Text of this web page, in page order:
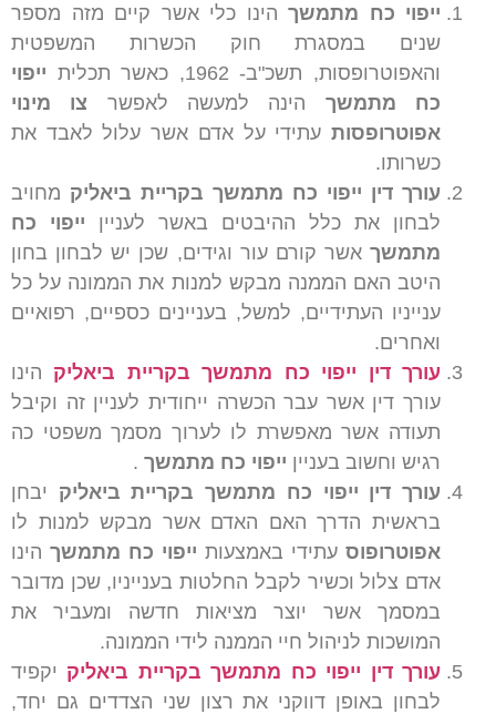
ייפוי כח מתמשך הינו כלי אשר קיים מזה מספר
שנים במסגרת חוק הכשרות המשפטית
והאפוטרופסות, תשכ"ב- 1962, כאשר תכלית
ייפוי
כח מתמשך הינה למעשה לאפשר צו מינוי
אפוטרופסות עתידי על אדם אשר עלול לאבד את
כשרותו.
עורך דין ייפוי כח מתמשך בקריית ביאליק מחויב
לבחון את כלל ההיבטים באשר לעניין ייפוי כח
מתמשך אשר קורם עור וגידים, שכן יש לבחון בחון
היטב האם הממנה מבקש למנות את הממונה על כל
ענייניו העתידיים, למשל, בעניינים כספיים, רפואיים
ואחרים.
עורך דין ייפוי כח מתמשך בקריית ביאליק הינו
עורך דין אשר עבר הכשרה ייחודית לעניין זה וקיבל
תעודה אשר מאפשרת לו לערוך מסמך משפטי כה
רגיש וחשוב בעניין ייפוי כח מתמשך .
עורך דין ייפוי כח מתמשך בקריית ביאליק יבחן
בראשית הדרך האם האדם אשר מבקש למנות לו
אפוטרופוס עתידי באמצעות ייפוי כח מתמשך הינו
אדם צלול וכשיר לקבל החלטות בענייניו, שכן מדובר
במסמך אשר יוצר מציאות חדשה ומעביר את
המושכות לניהול חיי הממנה לידי הממונה.
עורך דין ייפוי כח מתמשך בקריית ביאליק יקפיד
לבחון באופן דווקני את רצון שני הצדדים גם יחד,